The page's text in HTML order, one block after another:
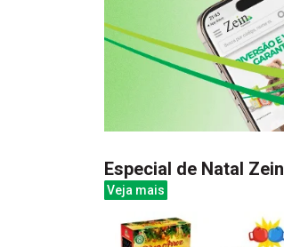
Especial de Natal Zein
Veja mais